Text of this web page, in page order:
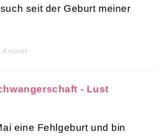
seit der Geburt meiner
Antwort
- Lust
eine Fehlgeburt und bin